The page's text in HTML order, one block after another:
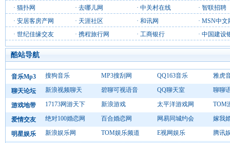
· 猫扑网 · 去哪儿网 · 中关村在线 · 智联招聘
· 安居客房产网 · 天涯社区 · 和讯网 · MSN中文
· 世纪佳缘交友 · 携程旅行网 · 工商银行 · 中国建设
酷站导航
音乐Mp3 搜狗音乐 MP3搜刮网 QQ163音乐 雅虎
聊天论坛 新浪视频聊天 碧聊可视语音 QQ聊天室 聊聊
游戏地带 17173网游天下 新浪游戏 太平洋游戏网 TOM
爱情交友 绝对100婚恋网 百合婚恋网 网易同城约会 嫁我
明星娱乐 新浪娱乐网 TOM娱乐频道 E视网娱乐 腾讯